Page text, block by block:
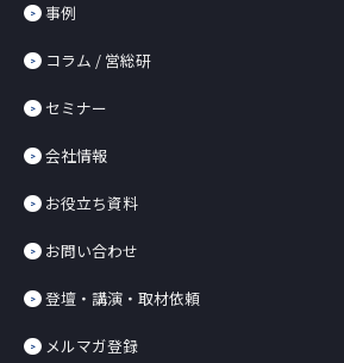
事例
コラム / 営総研
セミナー
会社情報
お役立ち資料
お問い合わせ
登壇・講演・取材依頼
メルマガ登録